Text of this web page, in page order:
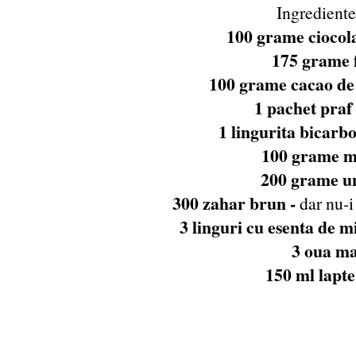
100 grame
175
100 grame cacao
1 pachet
1 lingurita
100 grame
200 grame
300 zahar brun -dar nu-
3 linguri cu esenta de
3 oua
150 ml